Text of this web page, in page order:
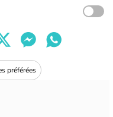
préférées